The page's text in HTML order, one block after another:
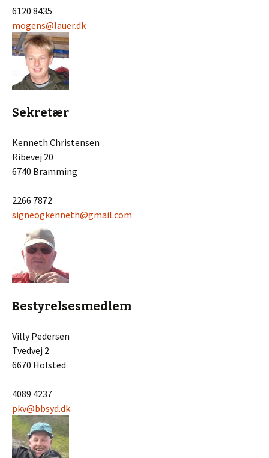
6120 8435
mogens@lauer.dk
Sekretær
Kenneth Christensen
Ribevej 20
6740 Bramming
2266 7872
signeogkenneth@gmail.com
Bestyrelsesmedlem
Villy Pedersen
Tvedvej 2
6670 Holsted
4089 4237
pkv@bbsyd.dk